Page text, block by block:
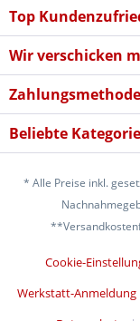
Top
Wir verschicken
Beliebte
* Alle Preise inkl.
Cookie-
Werkstatt-Anmeldung